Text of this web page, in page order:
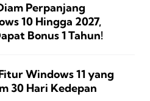
Perpanjang
10 Hingga 2027,
Bonus 1 Tahun!
Windows 11 yang
30 Hari Kedepan